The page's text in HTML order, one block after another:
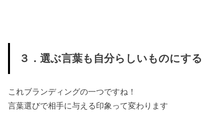
３．選ぶ言葉も自分らしいものにする
これブランディングの一つですね！
言葉選びで相手に与える印象って変わります